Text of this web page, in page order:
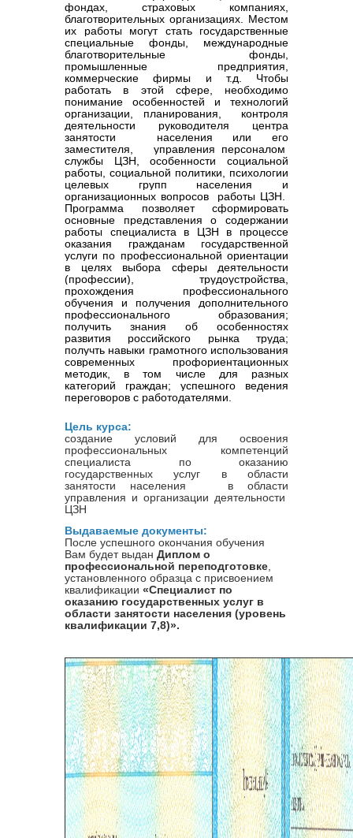
фондах, страховых компаниях,
благотворительных организациях. Местом
их работы могут стать государственные
специальные фонды, международные
благотворительные фонды,
промышленные предприятия,
коммерческие фирмы и т.д. Чтобы
работать в этой сфере, необходимо
понимание особенностей и технологий
организации, планирования, контроля
деятельности руководителя центра
занятости населения или его
заместителя, управления персоналом
службы ЦЗН, особенности социальной
работы, социальной политики, психологии
целевых групп населения и
организационных вопросов работы ЦЗН.
Программа позволяет сформировать
основные представления о содержании
работы специалиста в ЦЗН в процессе
оказания гражданам государственной
услуги по профессиональной ориентации
в целях выбора сферы деятельности
(профессии), трудоустройства,
прохождения профессионального
обучения и получения дополнительного
профессионального образования;
получить знания об особенностях
развития российского рынка труда;
получть навыки грамотного использования
современных профориентационных
методик, в том числе для разных
категорий граждан; успешного ведения
переговоров с работодателями.
Цель курса:
создание условий для освоения
профессиональных компетенций
специалиста по оказанию
государственных услуг в области
занятости населения в области
управления и организации деятельности
ЦЗН
Выдаваемые документы:
После успешного окончания обучения
Вам будет выдан Диплом о
профессиональной переподготовке
установленного образца с присвоением
квалификации «Специалист по
оказанию государственных услуг в
области занятости населения (уровень
квалификации 7,8)».